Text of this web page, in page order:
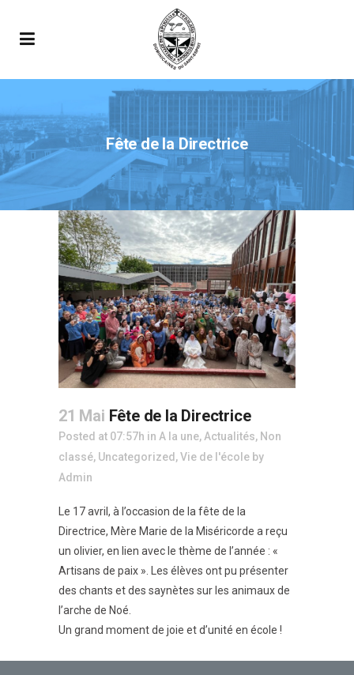
Fête de la Directrice
21 Mai Fête de la Directrice
Posted at 07:57h in A la une, Actualités, Non
classé, Uncategorized ,Vie de l'école by
Admin
Le 17 avril, à l’occasion de la fête de la
Directrice, Mère Marie de la Miséricorde a reçu
un olivier, en lien avec le thème de l’année : «
Artisans de paix ». Les élèves ont pu présenter
des chants et des saynètes sur les animaux de
l’arche de Noé.
Un grand moment de joie et d’unité en école !